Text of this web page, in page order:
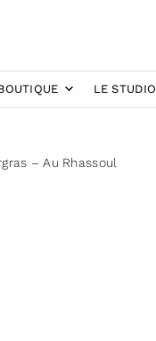
LE STUDIO
– Au Rhassoul